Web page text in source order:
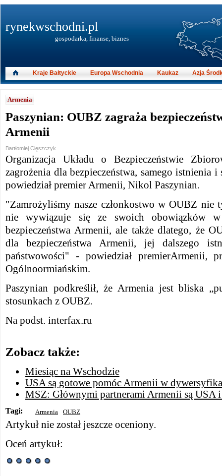
Armenia
Paszynian: OUBZ zagraża
Armenii
Bartłomiej Cięszczyk
Organizacja Układu o Bezpieczeństwie
zagrożenia dla bezpieczeństwa, samego istnienia
powiedział premier Armenii, Nikol Paszynian.
"Zamrożyliśmy nasze członkostwo w OUBZ nie
nie wywiązuje się ze swoich obowiązków w
bezpieczeństwa Armenii, ale także dlatego, że
dla bezpieczeństwa Armenii, jej dalszego
państwowości" - powiedział premierArmenii,
Ogólnoormiańskim.
Paszynian podkreślił, że Armenia jest bliska
stosunkach z OUBZ.
Na podst. interfax.ru
Zobacz także:
Miesiąc na Wschodzie
USA są gotowe pomóc Armenii w
MSZ: Głównymi partnerami Armenii są USA
Tagi: Armenia OUBZ
Artykuł nie został jeszcze oceniony.
Oceń artykuł:
rynekwschodni.pl
gospodarka, finanse, biznes
Kraje Bałtyckie Europa Wschodnia Kaukaz Azja